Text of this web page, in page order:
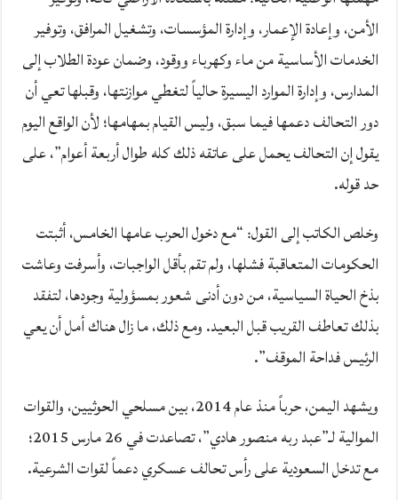
الأمن، وإعادة الإعمار، وإدارة المؤسسات، وتشغيل المرافق، وتوفير
الخدمات الأساسية من ماء وكهرباء ووقود، وضمان عودة الطلاب إلى
المدارس، وإدارة الموارد اليسيرة حالياً لتغطي موازنتها، وقبلها تعي أن
دور التحالف دعمها فيما سبق، وليس القيام بمهامها؛ لأن الواقع اليوم
يقول إن التحالف يحمل على عاتقه ذلك كله طوال أربعة أعوام”، على
حد قوله.
وخلص الكاتب إلى القول: “مع دخول الحرب عامها الخامس، أثبتت
الحكومات المتعاقبة فشلها، ولم تقم بأقل الواجبات، وأسرفت وعاشت
بذخ الحياة السياسية، من دون أدنى شعور بمسؤولية وجودها، لتفقد
بذلك تعاطف القريب قبل البعيد. ومع ذلك، ما زال هناك أمل أن يعي
الرئيس فداحة الموقف”.
ويشهد اليمن، حرباً منذ عام 2014، بين مسلحي الحوثيين، والقوات
الموالية لـ”عبد ربه منصور هادي”، تصاعدت في 26 مارس 2015؛
مع تدخل السعودية على رأس تحالف عسكري دعماً لقوات الشرعية.